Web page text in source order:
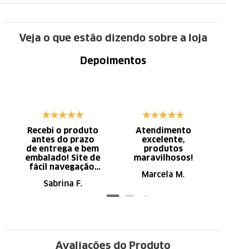
Veja o que estão dizendo sobre a loja
Depoimentos
Recebi o produto
antes do prazo
de entrega e bem
embalado! Site de
fácil navegação.
Sabrina F.
Atendimento
excelente,
produtos
maravilhosos!
Marcela M.
Avaliações do Produto